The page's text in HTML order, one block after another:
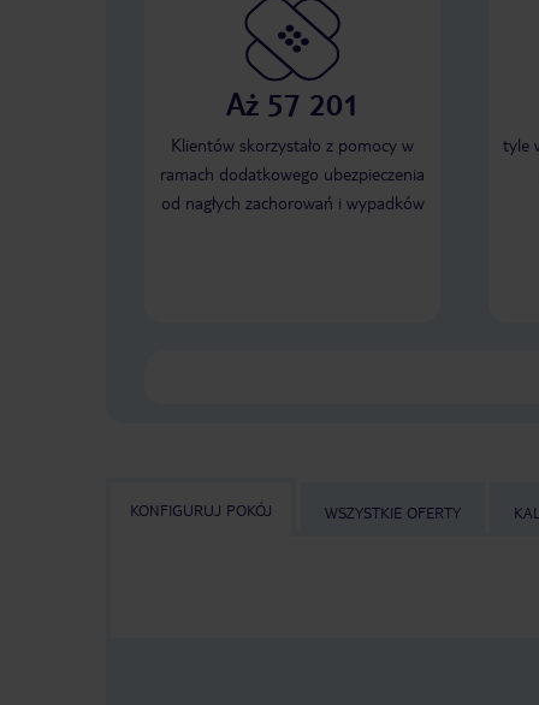
Aż 57 201
Klientów skorzystało z pomocy w
ramach dodatkowego ubezpieczenia
od nagłych zachorowań i wypadków
tyle
KONFIGURUJ POKÓJ WSZYSTKIE OFERTY